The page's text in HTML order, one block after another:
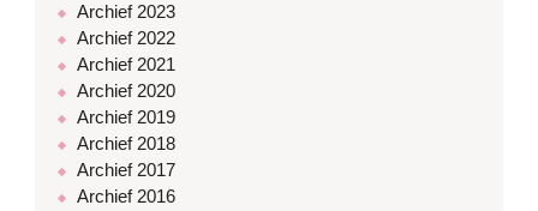
Archief 2023
Archief 2022
Archief 2021
Archief 2020
Archief 2019
Archief 2018
Archief 2017
Archief 2016